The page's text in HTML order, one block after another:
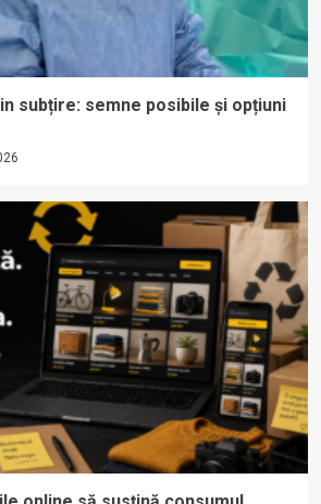
subțire: semne posibile și opțiuni